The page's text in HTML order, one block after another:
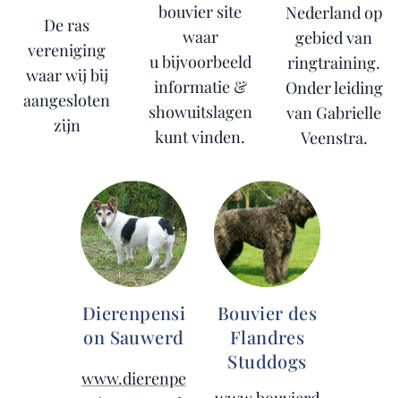
De ras
vereniging
waar wij bij
aangesloten
zijn
bouvier site
waar
u bijvoorbeeld
informatie &
showuitslagen
kunt vinden.
Nederland op
gebied van
ringtraining.
Onder leiding
van Gabrielle
Veenstra.
Dierenpensi
on Sauwerd
www.dierenpe
Bouvier des
Flandres
Studdogs